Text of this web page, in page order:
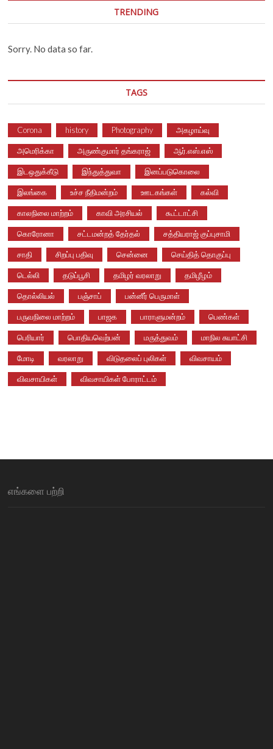
TRENDING
Sorry. No data so far.
TAGS
Corona history Photography அகழாய்வு
அமெரிக்கா அருண்குமார் தங்கராஜ் ஆர்.எஸ்.எஸ்
இடஒதுக்கீடு இந்துத்துவா இனப்படுகொலை
இலங்கை உச்ச நீதிமன்றம் ஊடகங்கள் கல்வி
காலநிலை மாற்றம் காவி அரசியல் கூட்டாட்சி
கொரோனா சட்டமன்றத் தேர்தல் சத்தியராஜ் குப்புசாமி
சாதி சிறப்பு பதிவு சென்னை செய்தித் தொகுப்பு
டெல்லி தடுப்பூசி தமிழர் வரலாறு தமிழீழம்
தொல்லியல் பஞ்சாப் பன்னீர் பெருமாள்
பருவநிலை மாற்றம் பாஜக பாராளுமன்றம் பெண்கள்
பெரியார் பொதியவெற்பன் மருத்துவம் மாநில சுயாட்சி
மோடி வரலாறு விடுதலைப் புலிகள் விவசாயம்
விவசாயிகள் விவசாயிகள் போராட்டம்
எங்களை பற்றி